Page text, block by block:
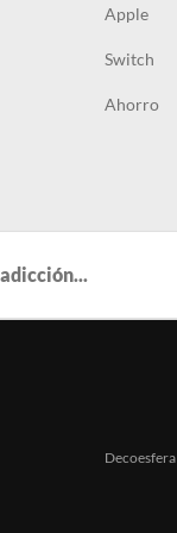
Apple
Switch
Ahorro
Decoesfera